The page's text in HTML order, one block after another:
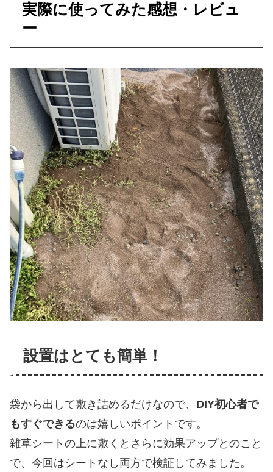
実際に使ってみた感想・レビュ
ー
設置はとても簡単！
袋から出して敷き詰めるだけなので、 DIY初心者で
もすぐできるのは嬉しいポイントです。
雑草シートの上に敷くとさらに効果アップとのこと
で、今回はシートなし両方で検証してみました。